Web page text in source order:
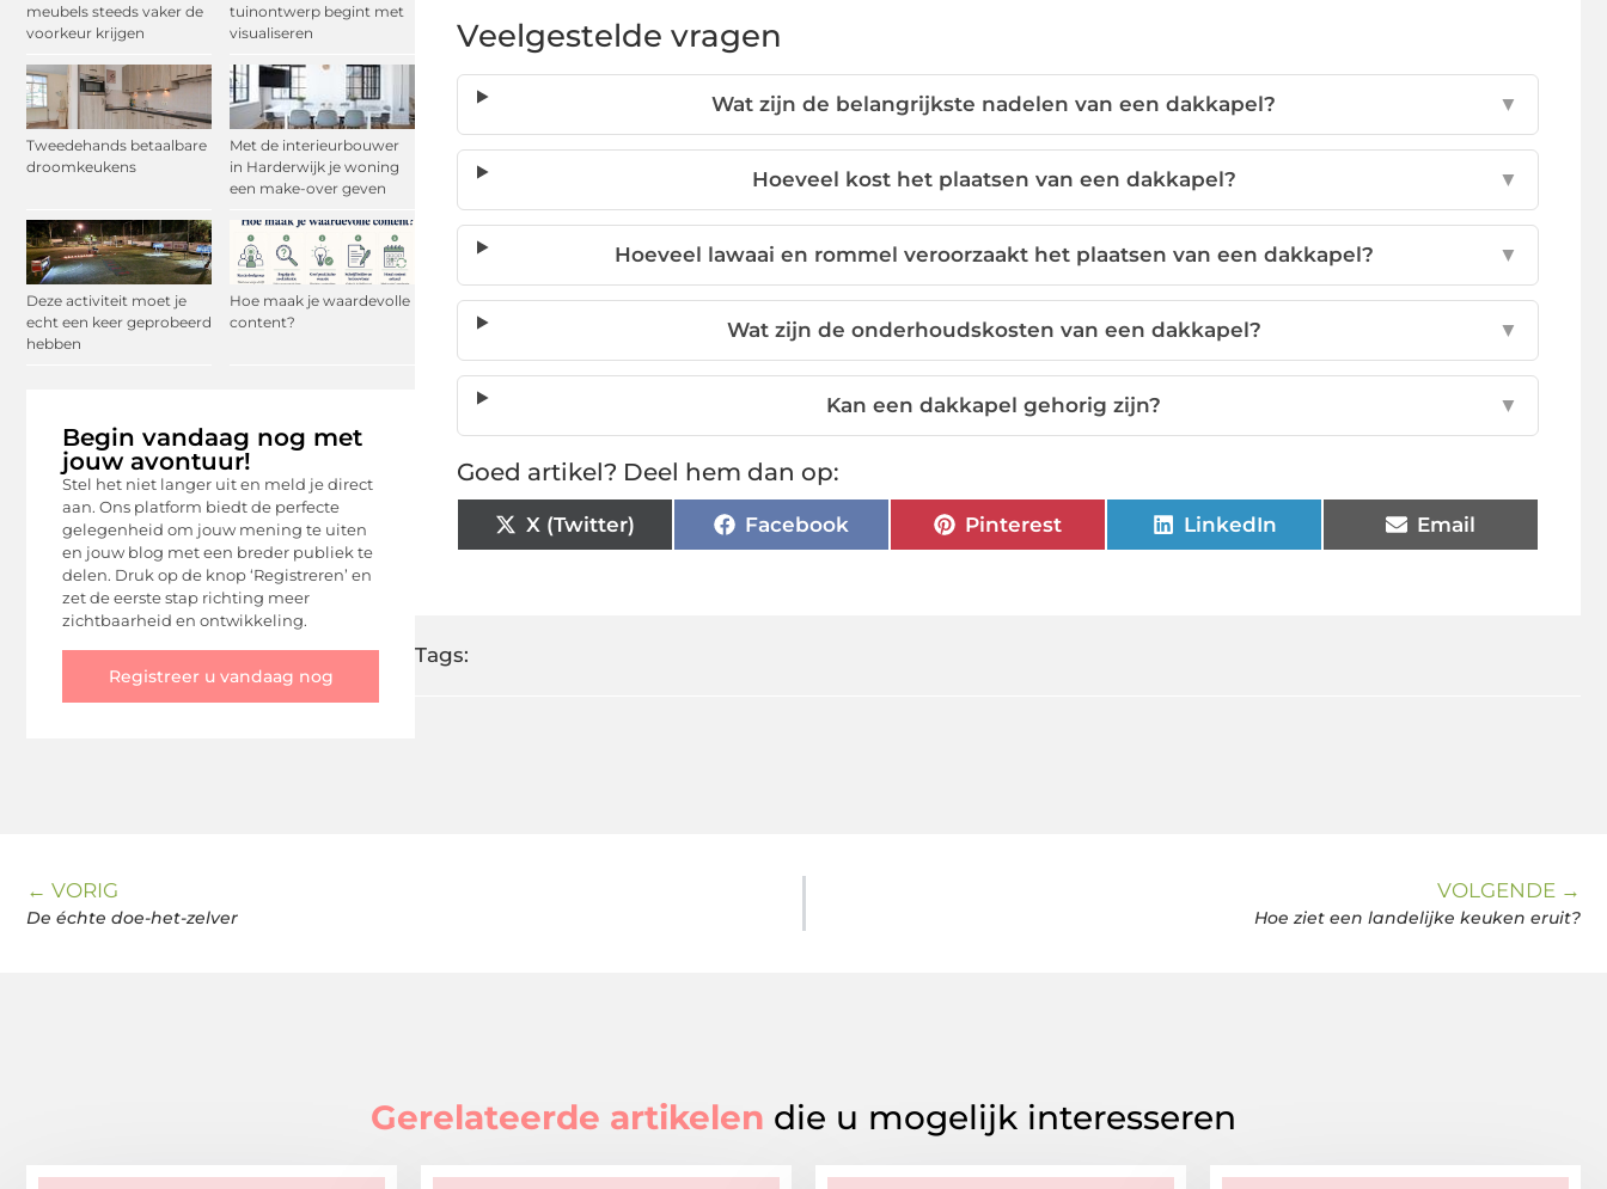
meubels steeds vaker de
voorkeur krijgen
tuinontwerp begint met
visualiseren
Tweedehands betaalbare
droomkeukens
Met de interieurbouwer
in Harderwijk je woning
een make-over geven
Deze activiteit moet je
echt een keer geprobeerd
hebben
Hoe maak je waardevolle
content?
Begin vandaag nog met
jouw avontuur!
Stel het niet langer uit en meld je direct
aan. Ons platform biedt de perfecte
gelegenheid om jouw mening te uiten
en jouw blog met een breder publiek te
delen. Druk op de knop ‘Registreren’ en
zet de eerste stap richting meer
zichtbaarheid en ontwikkeling.
Registreer u vandaag nog
Veelgestelde vragen
Wat zijn de belangrijkste nadelen van een dakkapel? ▼
Hoeveel kost het plaatsen van een dakkapel? ▼
Hoeveel lawaai en rommel veroorzaakt het plaatsen van een dakkapel? ▼
Wat zijn de onderhoudskosten van een dakkapel? ▼
Kan een dakkapel gehorig zijn? ▼
Goed artikel? Deel hem dan op:
X (Twitter) Facebook Pinterest LinkedIn Email
Tags:
← VORIG
De échte doe-het-zelver
VOLGENDE →
Hoe ziet een landelijke keuken eruit?
Gerelateerde artikelen die u mogelijk interesseren